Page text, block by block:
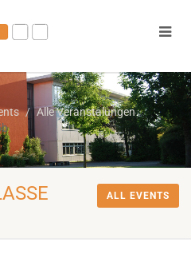
Alle Veranstalungen
ALL EVENTS